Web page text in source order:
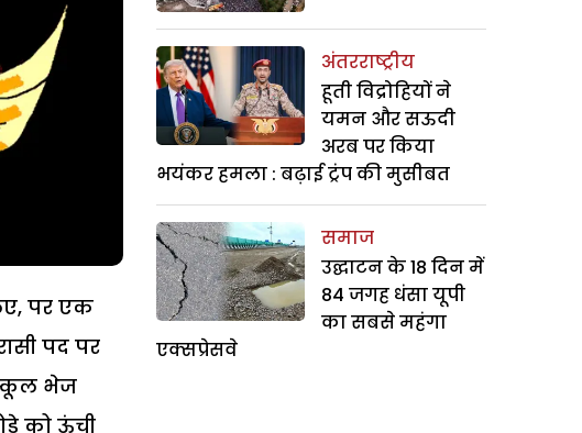
पर एक
पद पर
भेज
को ऊंची
अंतरराष्ट्रीय
हूती विद्रोहियों ने
यमन और सऊदी
अरब पर किया
भयंकर हमला : बढ़ाई ट्रंप की मुसीबत
समाज
उद्घाटन के 18 दिन में
84 जगह धंसा यूपी
का सबसे महंगा
एक्सप्रेसवे